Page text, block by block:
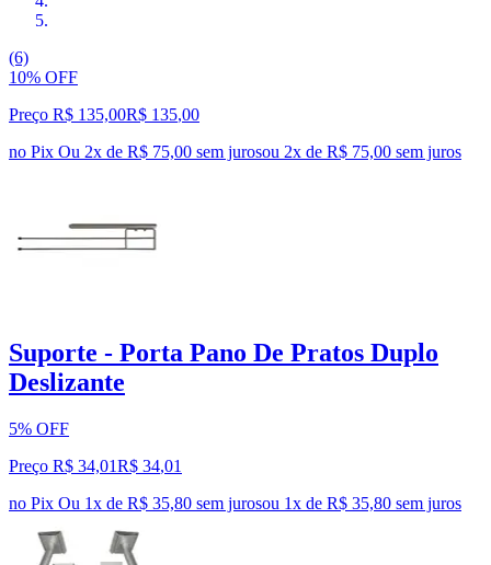
(6)
10% OFF
Preço R$ 135,00R$ 135,00
no Pix Ou 2x de R$ 75,00 sem jurosou 2x de R$ 75,00 sem juros
Suporte - Porta Pano De Pratos Duplo
Deslizante
5% OFF
Preço R$ 34,01R$ 34,01
no Pix Ou 1x de R$ 35,80 sem jurosou 1x de R$ 35,80 sem juros